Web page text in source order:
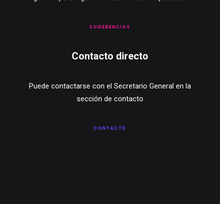
SUGERENCIAS
Contacto directo
Puede contactarse con el Secretario General en la
sección de contacto
CONTACTO